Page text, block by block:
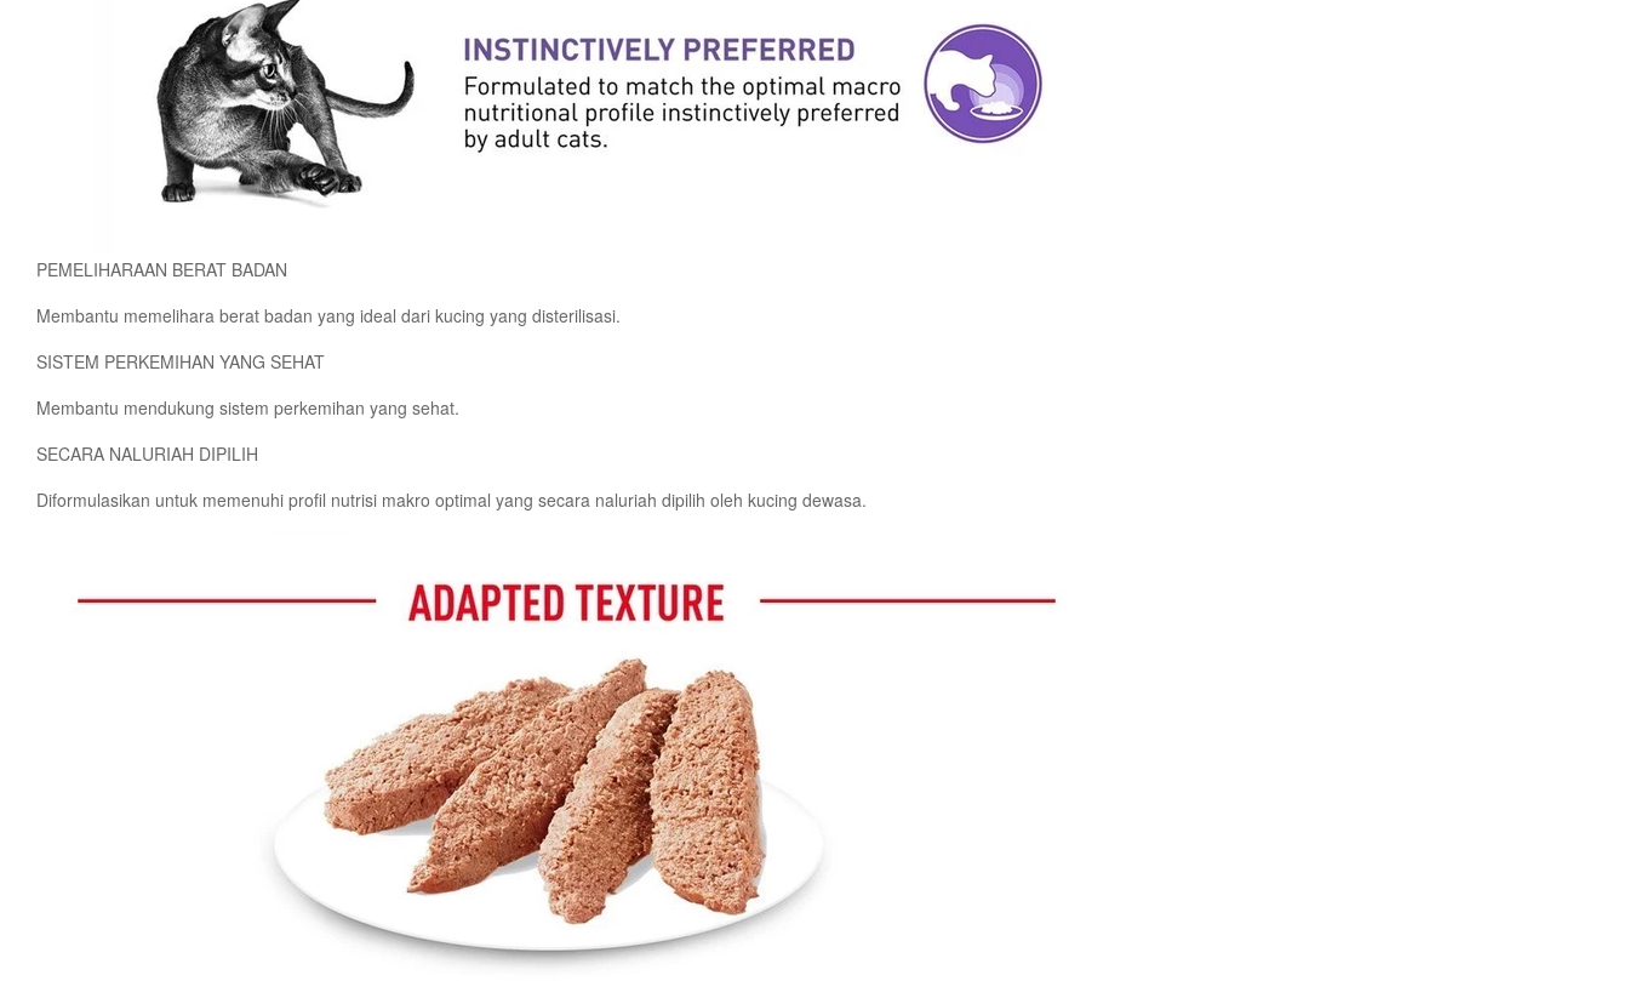
PEMELIHARAAN BERAT BADAN
Membantu memelihara berat badan yang ideal dari kucing yang disterilisasi.
SISTEM PERKEMIHAN YANG SEHAT
Membantu mendukung sistem perkemihan yang sehat.
SECARA NALURIAH DIPILIH
Diformulasikan untuk memenuhi profil nutrisi makro optimal yang secara naluriah dipilih oleh kucing dewasa.